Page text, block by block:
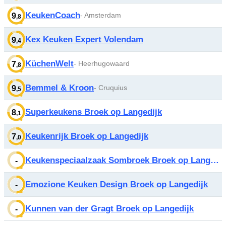
9,8 KeukenCoach- Amsterdam
9,4 Kex Keuken Expert Volendam
7,8 KüchenWelt- Heerhugowaard
9,5 Bemmel & Kroon- Cruquius
8,1 Superkeukens Broek op Langedijk
7,0 Keukenrijk Broek op Langedijk
- Keukenspeciaalzaak Sombroek Broek op Langedijk
- Emozione Keuken Design Broek op Langedijk
- Kunnen van der Gragt Broek op Langedijk